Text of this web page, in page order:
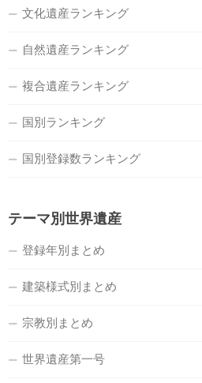
文化遺産ランキング
自然遺産ランキング
複合遺産ランキング
国別ランキング
国別登録数ランキング
テーマ別世界遺産
登録年別まとめ
建築様式別まとめ
宗教別まとめ
世界遺産第一号